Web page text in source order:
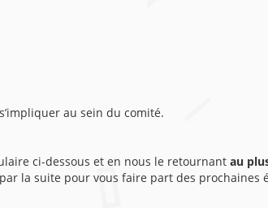
au sein du comité.
ci-dessous et en nous le retournant au
la suite pour vous faire part des prochaines